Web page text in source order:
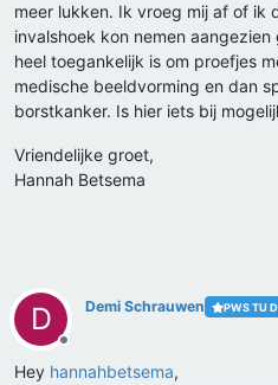
meer lukken. Ik vroeg mij af of ik
invalshoek kon nemen
heel toegankelijk is om proefjes
medische beeldvorming en dan
borstkanker. Is hier iets bij
Vriendelijke groet,
Hannah Betsema
D
Offline
Demi Schrauwen PWS TU
Hey hannahbetsema,